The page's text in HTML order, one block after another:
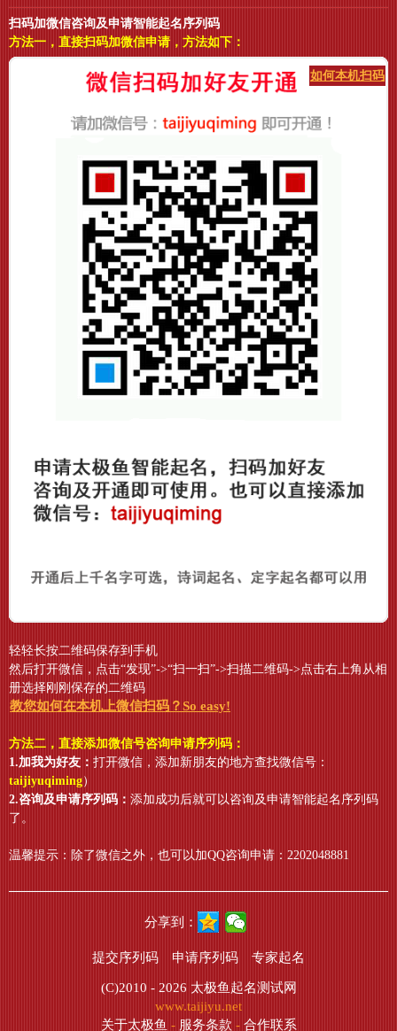
扫码加微信咨询及申请智能起名序列码
方法一，直接扫码加微信申请，方法如下：
如何本机扫码
轻轻长按二维码保存到手机
然后打开微信，点击“发现”->“扫一扫”->扫描二维码->点击右上角从相
册选择刚刚保存的二维码
教您如何在本机上微信扫码？So easy!
方法二，直接添加微信号咨询申请序列码：
1.加我为好友： 打开微信，添加新朋友的地方查找微信号：
taijiyuqiming）
2.咨询及申请序列码： 添加成功后就可以咨询及申请智能起名序列码
了。
温馨提示：除了微信之外，也可以加QQ咨询申请：2202048881
分享到：
提交序列码 申请序列码 专家起名
(C)2010 - 2026 太极鱼起名测试网
www.taijiyu.net
关于太极鱼 - 服务条款 - 合作联系